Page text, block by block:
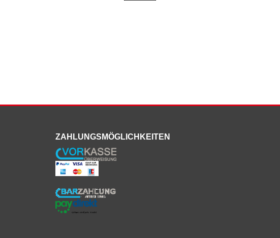
ZAHLUNGSMÖGLICHKEITEN